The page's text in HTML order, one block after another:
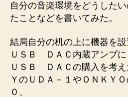
へ
の
自分の音楽環境をどうした
たことなどを書いてみた。
結局自分の机の上に機器を設
ＵＳＢ ＤＡＣ内蔵アンプに
ＵＳＢ ＤＡＣの購入を考え
ＹのＵＤＡ－１やＯＮＫＹ
０、